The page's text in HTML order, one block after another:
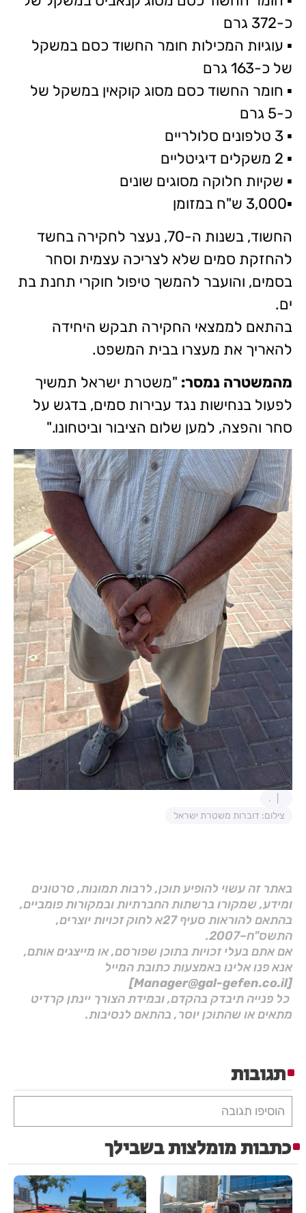
כ-372 גרם
▪️ עוגיות המכילות חומר החשוד כסם במשקל
של כ-163 גרם
▪️ חומר החשוד כסם מסוג קוקאין במשקל של
כ-5 גרם
▪️ 3 טלפונים סלולריים
▪️ 2 משקלים דיגיטליים
▪️ שקיות חלוקה מסוגים שונים
▪️3,000 ש"ח במזומן
החשוד, בשנות ה-70, נעצר לחקירה בחשד
להחזקת סמים שלא לצריכה עצמית וסחר
בסמים, והועבר להמשך טיפול חוקרי תחנת בת
ים.
בהתאם לממצאי החקירה תבקש היחידה
להאריך את מעצרו בבית המשפט.
מהמשטרה נמסר: "משטרת ישראל תמשיך
לפעול בנחישות נגד עבירות סמים, בדגש על
סחר והפצה, למען שלום הציבור וביטחונו."
.
צילום: דוברות משטרת ישראל
באתר זה עשוי להופיע תוכן, לרבות תמונות, סרטונים
ומידע, שמקורו ברשתות החברתיות ובמקורות פומביים,
בהתאם להוראות סעיף 27א לחוק זכויות יוצרים,
התשס"ח–2007.
אם אתם בעלי זכויות בתוכן שפורסם, או מייצגים אותם,
אנא פנו אלינו באמצעות כתובת המייל
[Manager@gal-gefen.co.il]
כל פנייה תיבדק בהקדם, ובמידת הצורך יינתן קרדיט
מתאים או שהתוכן יוסר, בהתאם לנסיבות.
תגובות
הוסיפו תגובה
כתבות מומלצות בשבילך